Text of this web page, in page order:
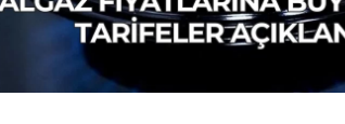
90 Yaşında Unutmayan
Beyinler: Süper Yaşlıların Sırrı